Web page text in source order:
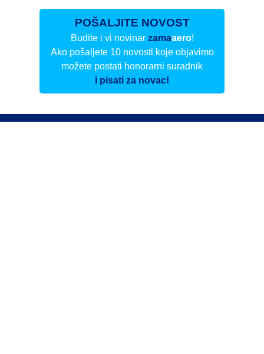
POŠALJITE NOVOST
Budite i vi novinar zamaaero!
Ako pošaljete 10 novosti koje objavimo
možete postati honorarni suradnik
i pisati za novac!